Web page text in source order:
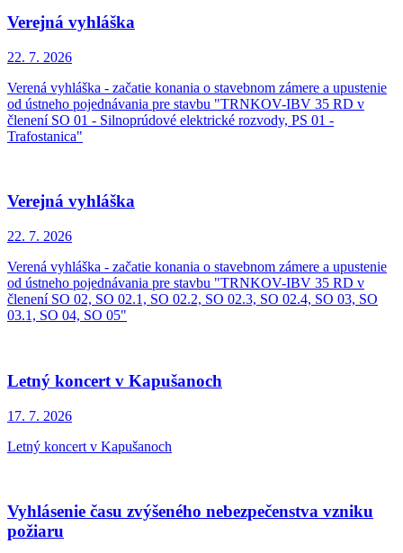
Verejná vyhláška
22. 7. 2026
Verená vyhláška - začatie konania o stavebnom zámere a upustenie
od ústneho pojednávania pre stavbu "TRNKOV-IBV 35 RD v
členení SO 01 - Silnoprúdové elektrické rozvody, PS 01 -
Trafostanica"
Verejná vyhláška
22. 7. 2026
Verená vyhláška - začatie konania o stavebnom zámere a upustenie
od ústneho pojednávania pre stavbu "TRNKOV-IBV 35 RD v
členení SO 02, SO 02.1, SO 02.2, SO 02.3, SO 02.4, SO 03, SO
03.1, SO 04, SO 05"
Letný koncert v Kapušanoch
17. 7. 2026
Letný koncert v Kapušanoch
Vyhlásenie času zvýšeného nebezpečenstva vzniku
požiaru